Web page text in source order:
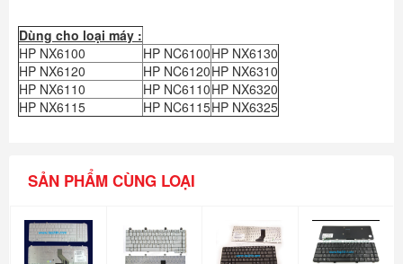
Dùng cho loại máy :
HP NX6100
HP NC6100HP NX6130
HP NX6120
HP NC6120HP NX6310
HP NX6110
HP NC6110HP NX6320
HP NX6115
HP NC6115HP NX6325
SẢN PHẨM CÙNG LOẠI